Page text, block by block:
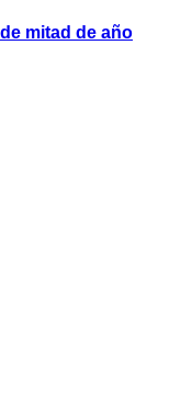
mitad de año